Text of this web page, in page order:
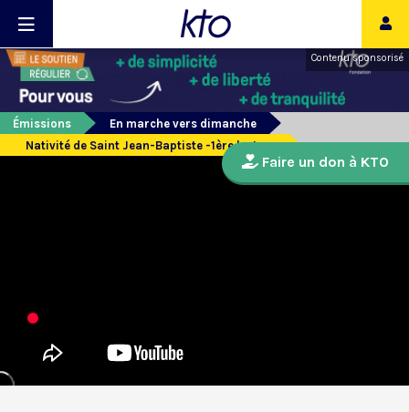
Contenu sponsorisé
Émissions
En marche vers dimanche
Nativité de Saint Jean-Baptiste -1ère lecture
Faire un don à KTO